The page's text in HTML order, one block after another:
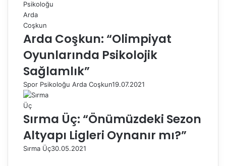
Arda Coşkun: “Olimpiyat
Oyunlarında Psikolojik
Sağlamlık”
Spor Psikoloğu Arda Coşkun19.07.2021
Sırma Üç: “Önümüzdeki Sezon
Altyapı Ligleri Oynanır mı?”
Sırma Üç30.05.2021